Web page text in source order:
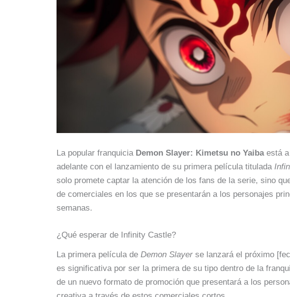
La popular franquicia Demon Slayer: Kimetsu no Yaibaestá a
adelante con el lanzamiento de su primera película titulada
solo promete captar la atención de los fans de la serie, sino
de comerciales en los que se presentarán a los personajes
semanas.
¿Qué esperar de Infinity Castle?
La primera película de Demon Slayerse lanzará el próximo
es significativa por ser la primera de su tipo dentro de la
de un nuevo formato de promoción que presentará a los